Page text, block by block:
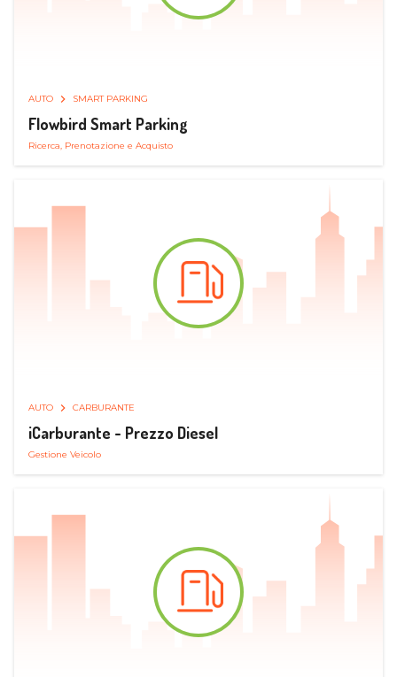
AUTO SMART PARKING
Flowbird Smart Parking
Ricerca, Prenotazione e Acquisto
AUTO CARBURANTE
iCarburante - Prezzo Diesel
Gestione Veicolo